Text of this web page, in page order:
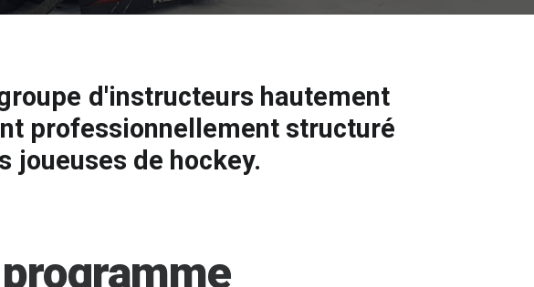
d'instructeurs hautement
professionnellement structuré
joueuses de hockey.
programme